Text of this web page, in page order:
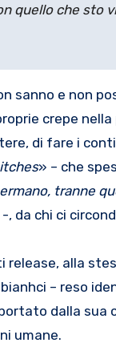
quello che sto
sanno e non
crepe
di fare i
» – che
tranne
, da chi ci
alla
– reso
dalla
umane.